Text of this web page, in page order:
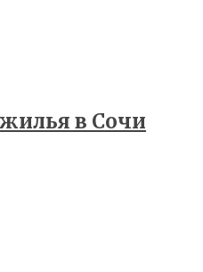
в Сочи